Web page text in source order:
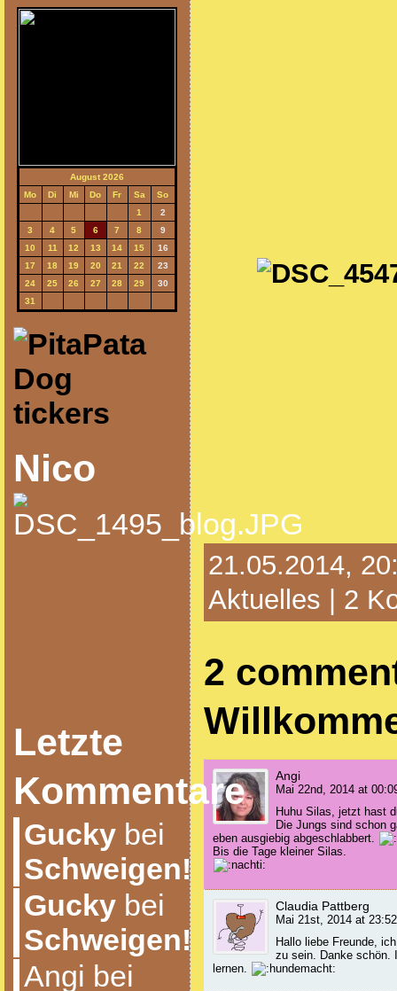
August 2026
Mo
Di Mi Do Fr Sa
So
1
2
3
4 5 6 7 8
9
10
11 12 13 14 15
16
17
18 19 20 21 22
23
24
25 26 27 28 29
30
31
Nico
Letzte
Kommentare
Guckybei
Schweigen!
Guckybei
Schweigen!
Angi bei
21.05.2014,
Aktuelles
2
2
Angi
Mai 22nd, 2014 at
Huhu Silas, jetzt hast
Die Jungs sind schon
eben ausgiebig abgeschlabbert.
Bis die Tage kleiner Silas.
Claudia Pattberg
Mai 21st, 2014 at 23:52
Hallo liebe Freunde,
zu sein. Danke schön.
lernen.